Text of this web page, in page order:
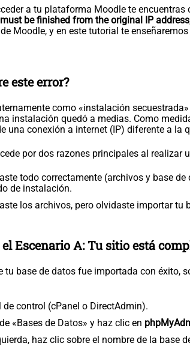
a tu plataforma Moodle te
be finished from the original IP
Moodle, y en este tutorial te
este error?
como «instalación
instalación quedó a medias. Como
una conexión a internet (IP) diferente a la
por dos razones principales al realizar
todo correctamente (archivos y base
de instalación.
los archivos, pero olvidaste importar tu
Escenario A: Tu sitio está
tu base de datos fue importada con éxito,
de control (cPanel o DirectAdmin).
«Bases de Datos» y haz clic en
haz clic sobre el nombre de la base